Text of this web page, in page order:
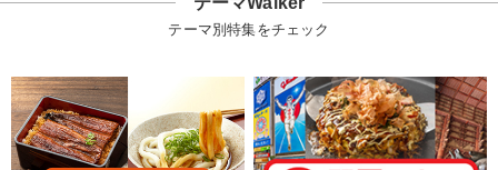
テーマ別特集をチェック